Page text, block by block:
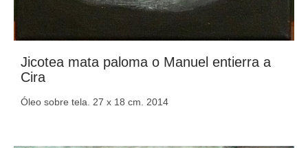
Jicotea mata paloma o Manuel entierra a
Cira
Óleo sobre tela. 27 x 18 cm. 2014